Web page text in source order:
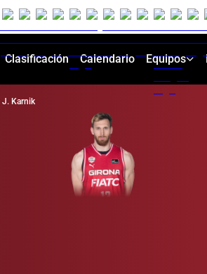
Clasificación Calendario Equipos
J. Karnik